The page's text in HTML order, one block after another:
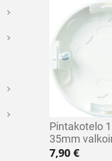
Pintakotelo
35mm
7,90 €